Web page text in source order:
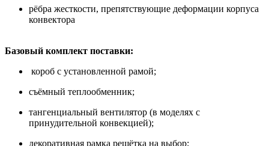
рёбра жесткости, препятствующие деформации корпуса
конвектора
Базовый комплект поставки:
короб с установленной рамой;
съёмный теплообменник;
тангенциальный вентилятор (в моделях с
принудительной конвекцией);
декоративная рамка решётка на выбор;